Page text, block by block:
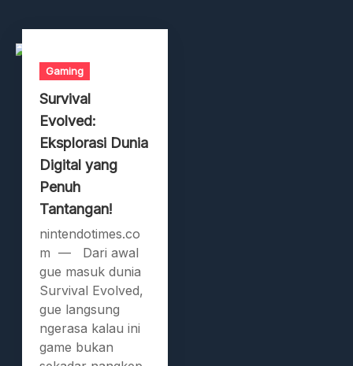
Gaming
Survival
Evolved:
Eksplorasi Dunia
Digital yang
Penuh
Tantangan!
nintendotimes.co
m — Dari awal
gue masuk dunia
Survival Evolved,
gue langsung
ngerasa kalau ini
game bukan